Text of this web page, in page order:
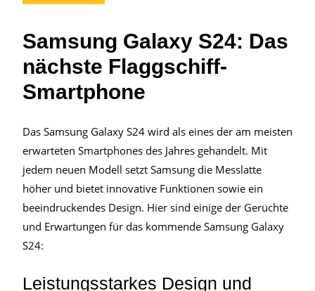
Samsung Galaxy S24: Das
nächste Flaggschiff-
Smartphone
Das Samsung Galaxy S24 wird als eines der am meisten
erwarteten Smartphones des Jahres gehandelt. Mit
jedem neuen Modell setzt Samsung die Messlatte
höher und bietet innovative Funktionen sowie ein
beeindruckendes Design. Hier sind einige der Gerüchte
und Erwartungen für das kommende Samsung Galaxy
S24:
Leistungsstarkes Design und